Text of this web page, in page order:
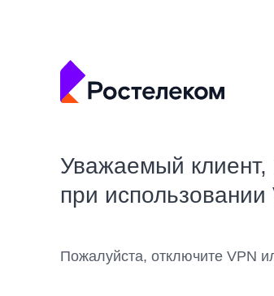
Уважаемый клиент,
при
Пожалуйста, отключите VPN